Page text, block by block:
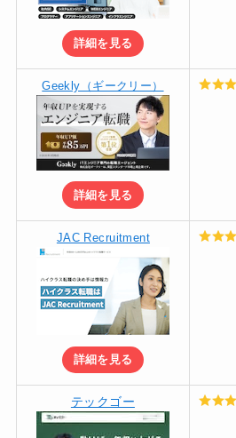
詳細を見る
Geekly（ギークリー）
詳細を見る
JAC Recruitment
詳細を見る
テックゴー